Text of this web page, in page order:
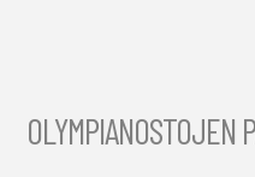
OLYMPIANOSTOJEN